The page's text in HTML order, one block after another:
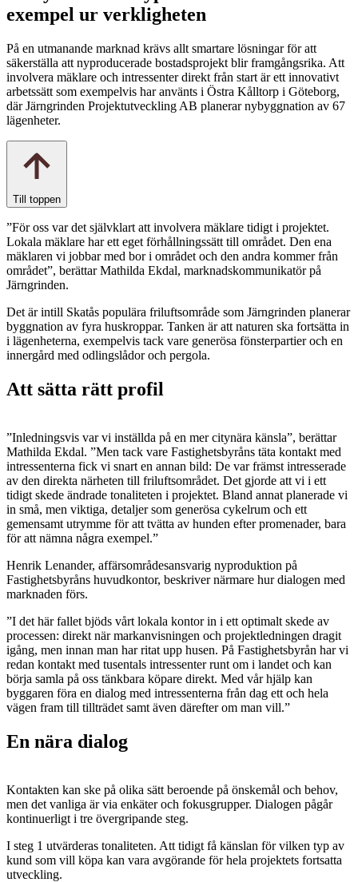
exempel ur verkligheten
På en utmanande marknad krävs allt smartare lösningar för att
säkerställa att nyproducerade bostadsprojekt blir framgångsrika. Att
involvera mäklare och intressenter direkt från start är ett innovativt
arbetssätt som exempelvis har använts i Östra Kålltorp i Göteborg,
där Järngrinden Projektutveckling AB planerar nybyggnation av 67
lägenheter.
Till toppen
”För oss var det självklart att involvera mäklare tidigt i projektet.
Lokala mäklare har ett eget förhållningssätt till området. Den ena
mäklaren vi jobbar med bor i området och den andra kommer från
området”, berättar Mathilda Ekdal, marknadskommunikatör på
Järngrinden.
Det är intill Skatås populära friluftsområde som Järngrinden planerar
byggnation av fyra huskroppar. Tanken är att naturen ska fortsätta in
i lägenheterna, exempelvis tack vare generösa fönsterpartier och en
innergård med odlingslådor och pergola.
Att sätta rätt profil
”Inledningsvis var vi inställda på en mer citynära känsla”, berättar
Mathilda Ekdal. ”Men tack vare Fastighetsbyråns täta kontakt med
intressenterna fick vi snart en annan bild: De var främst intresserade
av den direkta närheten till friluftsområdet. Det gjorde att vi i ett
tidigt skede ändrade tonaliteten i projektet. Bland annat planerade vi
in små, men viktiga, detaljer som generösa cykelrum och ett
gemensamt utrymme för att tvätta av hunden efter promenader, bara
för att nämna några exempel.”
Henrik Lenander, affärsområdesansvarig nyproduktion på
Fastighetsbyråns huvudkontor, beskriver närmare hur dialogen med
marknaden förs.
”I det här fallet bjöds vårt lokala kontor in i ett optimalt skede av
processen: direkt när markanvisningen och projektledningen dragit
igång, men innan man har ritat upp husen. På Fastighetsbyrån har vi
redan kontakt med tusentals intressenter runt om i landet och kan
börja samla på oss tänkbara köpare direkt. Med vår hjälp kan
byggaren föra en dialog med intressenterna från dag ett och hela
vägen fram till tillträdet samt även därefter om man vill.”
En nära dialog
Kontakten kan ske på olika sätt beroende på önskemål och behov,
men det vanliga är via enkäter och fokusgrupper. Dialogen pågår
kontinuerligt i tre övergripande steg.
I steg 1 utvärderas tonaliteten. Att tidigt få känslan för vilken typ av
kund som vill köpa kan vara avgörande för hela projektets fortsatta
utveckling.